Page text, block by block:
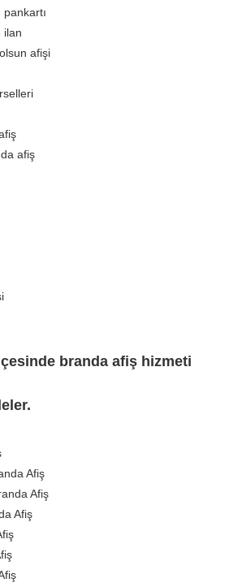
ilan
afişi
afiş
branda afiş hizmeti
Afiş
Afiş
Afiş